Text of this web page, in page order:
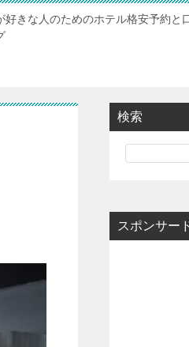
好きな人のためのホテル格安予約と
検索
スポンサー